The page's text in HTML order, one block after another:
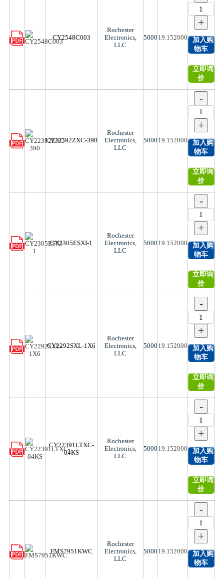
CY2548C003
Rochester
Electronics,
LLC
5000 19.152000
+
加入购
物车
立即询
价
CY22392ZXC-390
Rochester
Electronics,
LLC
5000 19.152000
-
+
加入购
物车
立即询
价
CY2305ESXI-1
Rochester
Electronics,
LLC
5000 19.152000
-
+
加入购
物车
立即询
价
CY2292SXL-1X6
Rochester
Electronics,
LLC
5000 19.152000
-
+
加入购
物车
立即询
价
CY22391LTXC-
04KS
Rochester
Electronics,
LLC
5000 19.152000
-
+
加入购
物车
立即询
价
FMS7951KWC
Rochester
Electronics,
LLC
5000 19.152000
-
+
加入购
物车